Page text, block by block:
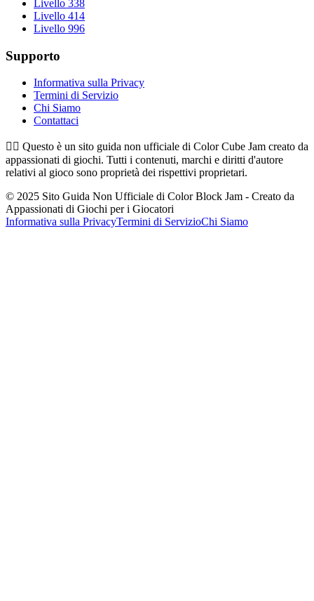
Livello 338
Livello 414
Livello 996
Supporto
Informativa sulla Privacy
Termini di Servizio
Chi Siamo
Contattaci
👉🏻 Questo è un sito guida non ufficiale di Color Cube Jam creato da
appassionati di giochi. Tutti i contenuti, marchi e diritti d'autore
relativi al gioco sono proprietà dei rispettivi proprietari.
© 2025 Sito Guida Non Ufficiale di Color Block Jam - Creato da
Appassionati di Giochi per i Giocatori
Informativa sulla PrivacyTermini di ServizioChi Siamo